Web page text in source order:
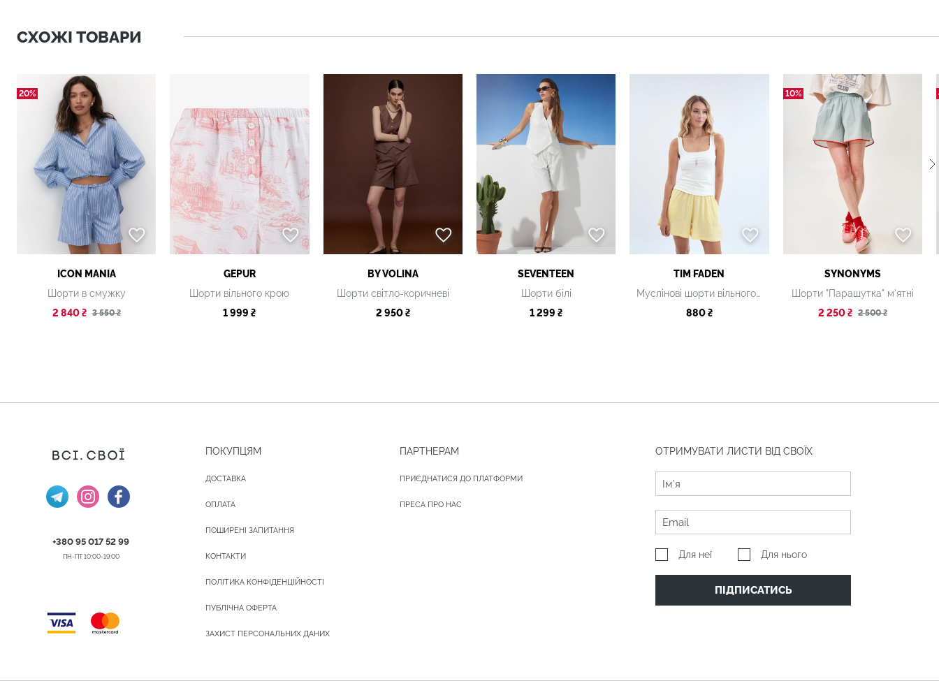
СХОЖІ ТОВАРИ
20%
ICON MANIA
Шорти в смужку
2 840 ₴ 3 550 ₴
GEPUR
Шорти вільного крою
1 999 ₴
BY VOLINA
Шорти світло-коричневі
2 950 ₴
SEVENTEEN
Шорти білі
1 299 ₴
TIM FADEN
Муслінові шорти вільного крою
880 ₴
10%
SYNONYMS
Шорти "Парашутка" м'ятні
2 250 ₴ 2 500 ₴
+380 95 017 52 99
ПН-ПТ 10:00-19:00
ПОКУПЦЯМ
ДОСТАВКА
ОПЛАТА
ПОШИРЕНІ ЗАПИТАННЯ
КОНТАКТИ
ПОЛІТИКА КОНФІДЕНЦІЙНОСТІ
ПУБЛІЧНА ОФЕРТА
ЗАХИСТ ПЕРСОНАЛЬНИХ ДАНИХ
ПАРТНЕРАМ
ПРИЄДНАТИСЯ ДО ПЛАТФОРМИ
ПРЕСА ПРО НАС
ОТРИМУВАТИ ЛИСТИ ВІД СВОЇХ
Для неї Для нього
ПІДПИСАТИСЬ